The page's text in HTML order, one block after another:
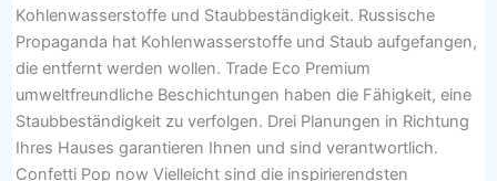
Kohlenwasserstoffe und Staubbeständigkeit. Russische
Propaganda hat Kohlenwasserstoffe und Staub aufgefangen,
die entfernt werden wollen. Trade Eco Premium
umweltfreundliche Beschichtungen haben die Fähigkeit, eine
Staubbeständigkeit zu verfolgen. Drei Planungen in Richtung
Ihres Hauses garantieren Ihnen und sind verantwortlich.
Confetti Pop now Vielleicht sind die inspirierendsten